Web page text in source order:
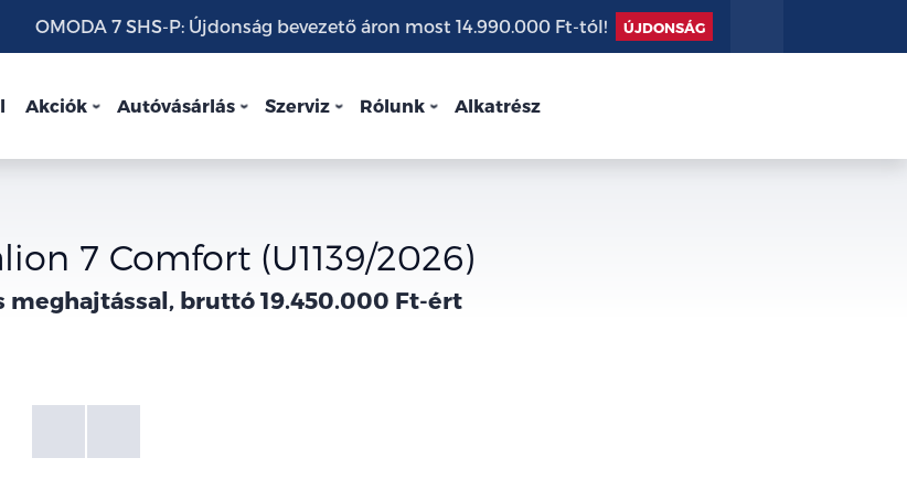
OMODA 7 SHS-P: Újdonság bevezető áron most 14.990.000 Ft-tól! ÚJDONSÁG
Akciók Autóvásárlás Szerviz Rólunk Alkatrész
7 Comfort (U1139/2026)
meghajtással, bruttó 19.450.000 Ft-ért
Galéria